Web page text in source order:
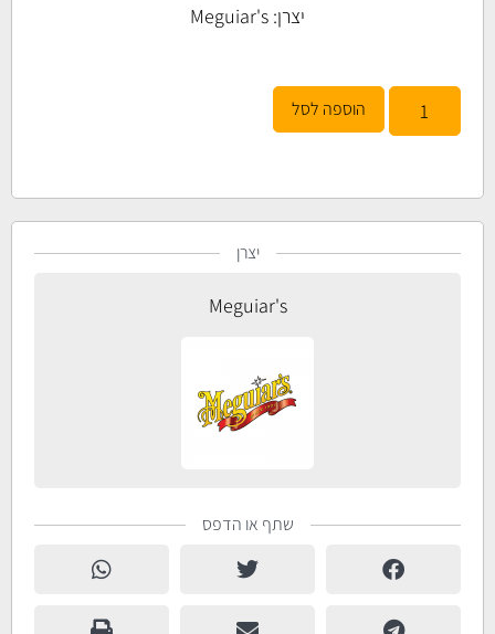
יצרן: Meguiar's
הוספה לסל
יצרן
Meguiar's
שתף או הדפס